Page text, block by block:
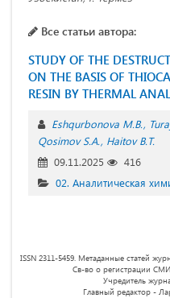
Все статьи автора:
STUDY OF THE
ON THE BASIS OF
RESIN BY THERMAL
Eshqurbonova M.B.
Qosimov S.A. Haitov B.T.
09.11.2025
416
02. Аналитическая
ISSN 2311-5459. Метаданные статей
Св-во о регистрации
Учредитель
Главный редактор -